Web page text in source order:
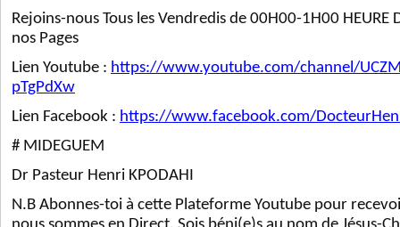
Rejoins-nous Tous les Vendredis de 00H00-1H00 HEURE
nos Pages
Lien Youtube : https://www.youtube.com/channel/
pTgPdXw
Lien Facebook : https://www.facebook.com/
# MIDEGUEM
Dr Pasteur Henri KPODAHI
N.B Abonnes-toi à cette Plateforme Youtube pour